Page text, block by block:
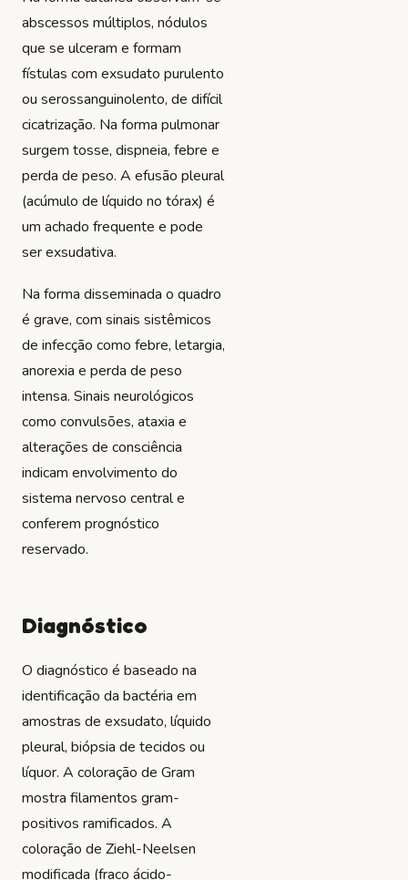
abscessos múltiplos, nódulos
que se ulceram e formam
fístulas com exsudato purulento
ou serossanguinolento, de difícil
cicatrização. Na forma pulmonar
surgem tosse, dispneia, febre e
perda de peso. A efusão pleural
(acúmulo de líquido no tórax) é
um achado frequente e pode
ser exsudativa.
Na forma disseminada o quadro
é grave, com sinais sistêmicos
de infecção como febre, letargia,
anorexia e perda de peso
intensa. Sinais neurológicos
como convulsões, ataxia e
alterações de consciência
indicam envolvimento do
sistema nervoso central e
conferem prognóstico
reservado.
Diagnóstico
O diagnóstico é baseado na
identificação da bactéria em
amostras de exsudato, líquido
pleural, biópsia de tecidos ou
líquor. A coloração de Gram
mostra filamentos gram-
positivos ramificados. A
coloração de Ziehl-Neelsen
modificada (fraco ácido-